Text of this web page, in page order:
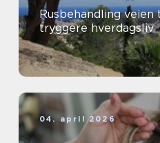
Rusbehandling veien tilbake til et
tryggere hverdagsliv
04. april 2026